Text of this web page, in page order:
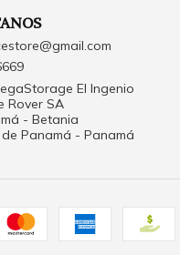
El Ingenio
Rover SA
- Betania
Panamá - Panamá